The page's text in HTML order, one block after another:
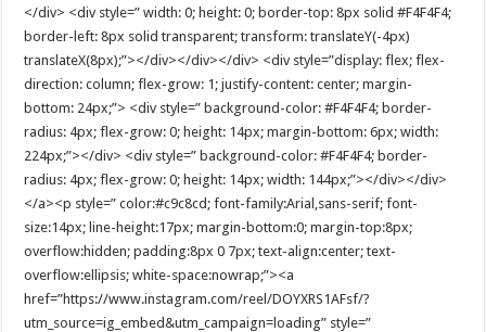
</div> <div style=” width: 0; height: 0; border-top: 8px solid #F4F4F4;
border-left: 8px solid transparent; transform: translateY(-4px)
translateX(8px);”></div></div></div> <div style=”display: flex; flex-
direction: column; flex-grow: 1; justify-content: center; margin-
bottom: 24px;”> <div style=” background-color: #F4F4F4; border-
radius: 4px; flex-grow: 0; height: 14px; margin-bottom: 6px; width:
224px;”></div> <div style=” background-color: #F4F4F4; border-
radius: 4px; flex-grow: 0; height: 14px; width: 144px;”></div></div>
</a><p style=” color:#c9c8cd; font-family:Arial,sans-serif; font-
size:14px; line-height:17px; margin-bottom:0; margin-top:8px;
overflow:hidden; padding:8px 0 7px; text-align:center; text-
overflow:ellipsis; white-space:nowrap;”><a
href=”https://www.instagram.com/reel/DOYXRS1AFsf/?
utm_source=ig_embed&utm_campaign=loading” style=”